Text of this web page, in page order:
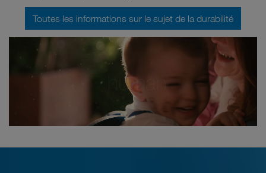
Toutes les informations sur le sujet de la durabilité